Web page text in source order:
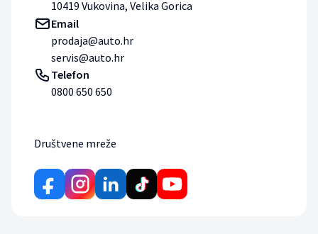
10419 Vukovina, Velika Gorica
Email
prodaja@auto.hr
servis@auto.hr
Telefon
0800 650 650
Društvene mreže